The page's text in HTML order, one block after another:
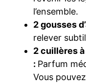
l’ensemble.
2 gousses
relever
2 cuillères à
: Parfum
Vous